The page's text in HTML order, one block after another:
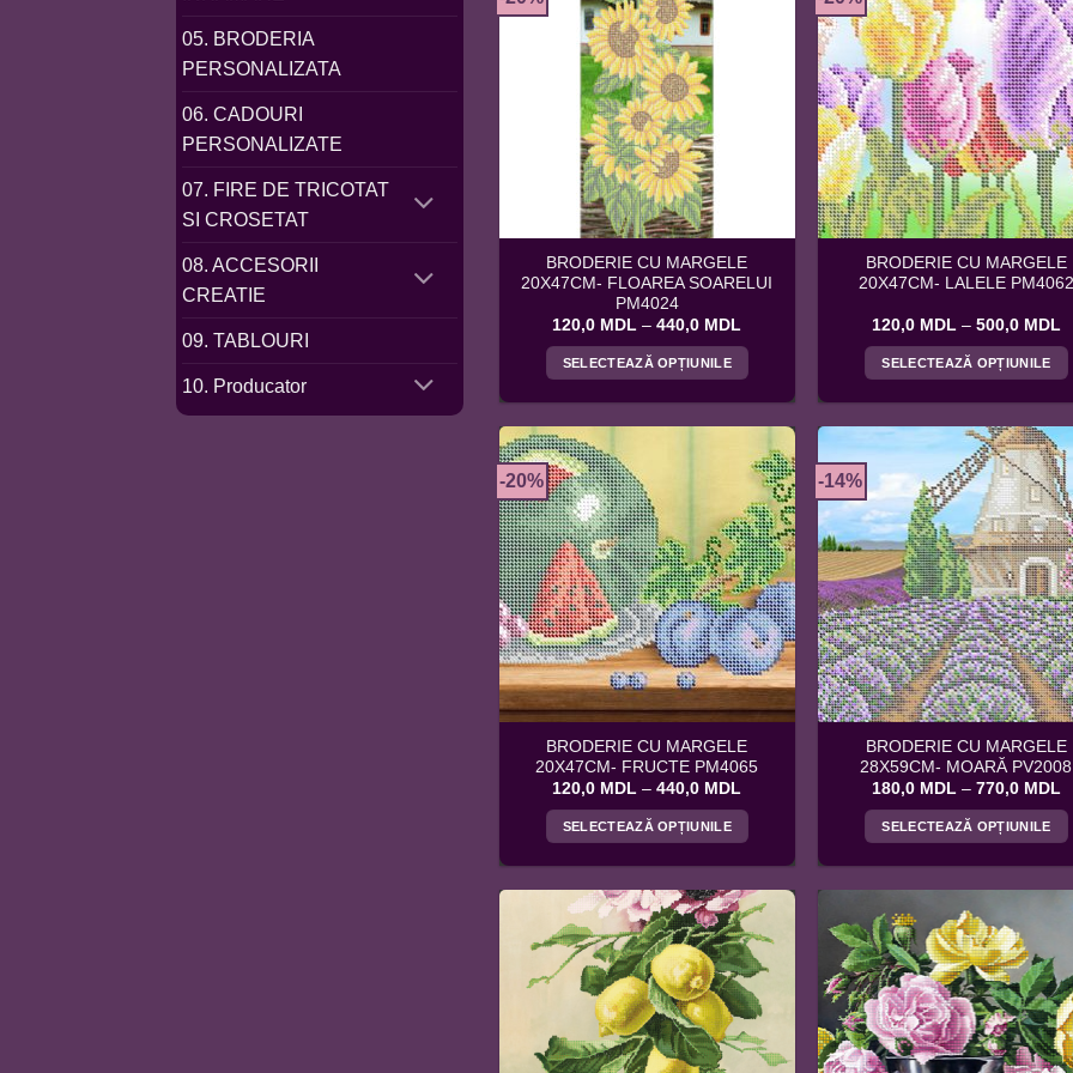
05. BRODERIA
PERSONALIZATA
06. CADOURI
PERSONALIZATE
07. FIRE DE TRICOTAT
SI CROSETAT
08. ACCESORII
CREATIE
09. TABLOURI
10. Producator
multe
variații.
Opțiunile
pot
fi
alese
în
pagina
produsului.
multe
variații.
Opțiunile
pot
fi
alese
în
pagina
produsului.
BRODERIE CU MARGELE
20X47CM- FLOAREA SOARELUI
PM4024
120,0 MDL – 440,0 MDL
prețuri:
120,0 MDL
la
SELECTEAZĂ OPȚIUNILE
multe
variații.
Opțiunile
pot
fi
alese
în
pagina
produsului.
BRODERIE CU MARGELE
20X47CM- LALELE PM4062
120,0 MDL – 500,0 MDL
la
SELECTEAZĂ OPȚIUNILE
are
mai
multe
variații.
Opțiunile
pot
fi
alese
în
pagina
produsului.
-20%
BRODERIE CU MARGELE
20X47CM- FRUCTE PM4065
120,0 MDL – 440,0 MDL
prețuri:
120,0 MDL
la
SELECTEAZĂ OPȚIUNILE
are
mai
multe
variații.
Opțiunile
pot
fi
-14%
BRODERIE CU MARGELE
28X59CM- MOARĂ PV2008
180,0 MDL – 770,0 MDL
la
SELECTEAZĂ OPȚIUNILE
mai
multe
variații.
Opțiunile
pot
fi